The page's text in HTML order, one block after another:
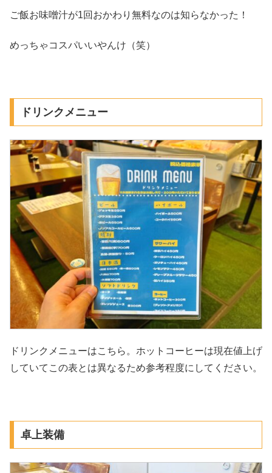
ご飯お味噌汁が1回おかわり無料なのは知らなかった！
めっちゃコスパいいやんけ（笑）
ドリンクメニュー
ドリンクメニューはこちら。ホットコーヒーは現在値上げ
していてこの表とは異なるため参考程度にしてください。
卓上装備